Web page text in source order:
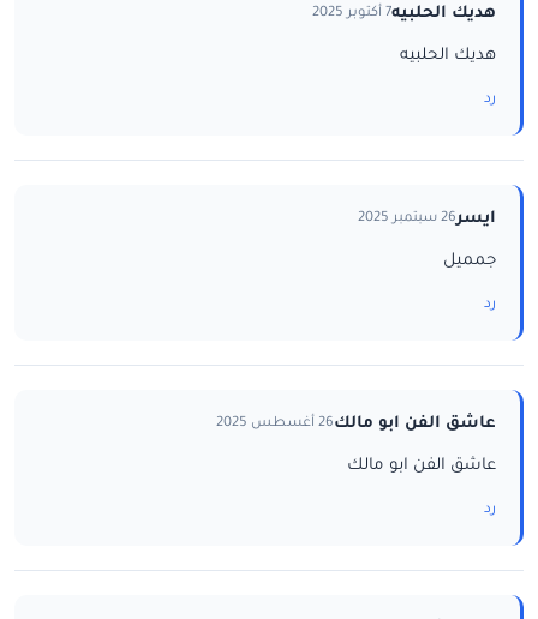
هديك الحلبيه7 أكتوبر 2025
هديك الحلبيه
رد
ايسر26 سبتمبر 2025
جمميل
رد
عاشق الفن ابو مالك26 أغسطس 2025
عاشق الفن ابو مالك
رد